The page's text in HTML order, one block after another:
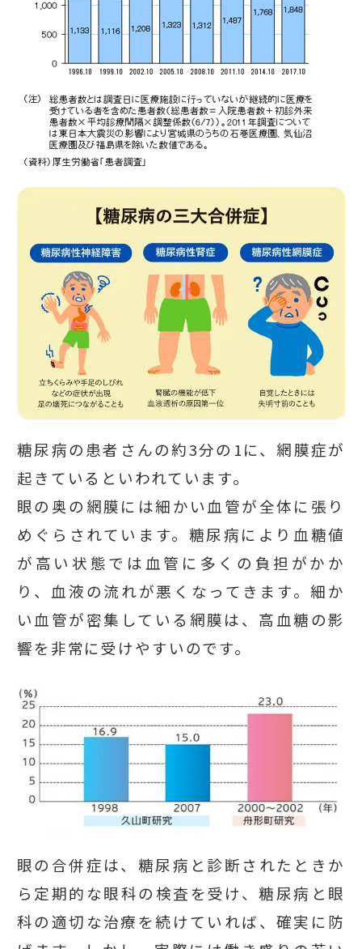
糖尿病の患者さんの約3分の1に、網膜症が
起きているといわれています。
眼の奥の網膜には細かい血管が全体に張り
めぐらされています。糖尿病により血糖値
が高い状態では血管に多くの負担がかか
り、血液の流れが悪くなってきます。細か
い血管が密集している網膜は、高血糖の影
響を非常に受けやすいのです。
眼の合併症は、糖尿病と診断されたときか
ら定期的な眼科の検査を受け、糖尿病と眼
科の適切な治療を続けていれば、確実に防